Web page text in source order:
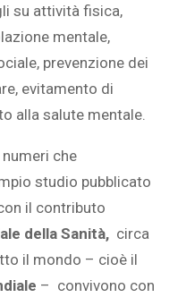
su attività fisica,
mentale,
prevenzione dei
evitamento di
alla salute mentale.
che
studio pubblicato
il contributo
della Sanità, circa
il mondo – cioè il
– convivono con